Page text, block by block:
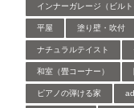
インナーガレージ（ビルト
平屋 塗り壁・吹付
ナチュラルテイスト
和室（畳コーナー）
ピアノの弾ける家